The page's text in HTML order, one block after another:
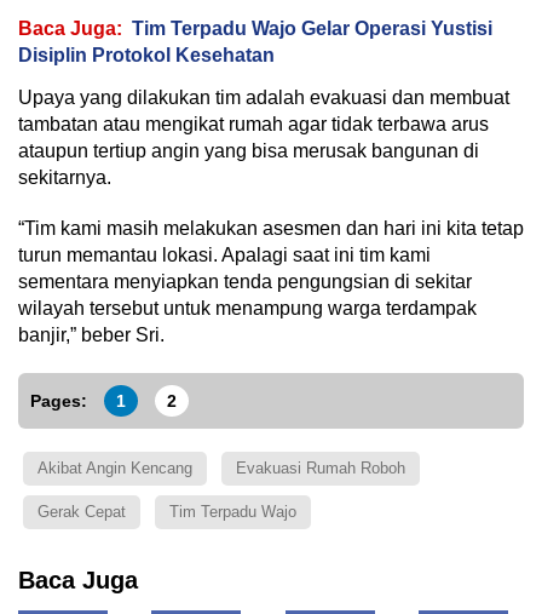
Baca Juga: Tim Terpadu Wajo Gelar Operasi Yustisi
Disiplin Protokol Kesehatan
Upaya yang dilakukan tim adalah evakuasi dan membuat
tambatan atau mengikat rumah agar tidak terbawa arus
ataupun tertiup angin yang bisa merusak bangunan di
sekitarnya.
“Tim kami masih melakukan asesmen dan hari ini kita tetap
turun memantau lokasi. Apalagi saat ini tim kami
sementara menyiapkan tenda pengungsian di sekitar
wilayah tersebut untuk menampung warga terdampak
banjir,” beber Sri.
Pages: 1 2
Akibat Angin Kencang Evakuasi Rumah Roboh
Gerak Cepat Tim Terpadu Wajo
Baca Juga